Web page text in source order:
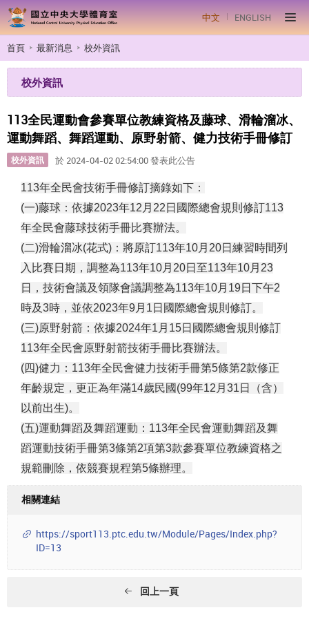
中文 ENGLISH
首頁 最新消息 校外資訊
校外資訊
113全民運動會參賽單位教練資格及藤球、滑輪溜冰、
運動舞蹈、舞蹈運動、原野射箭、健力技術手冊修訂
校外資訊 於 2024-04-02 02:54:00 發表此公告
113年全民會技術手冊修訂摘錄如下：
(一)藤球：依據2023年12月22日國際總會規則修訂113
年全民會藤球技術手冊比賽辦法。
(二)滑輪溜冰(花式)：將原訂113年10月20日練習時間列
入比賽日期，調整為113年10月20日至113年10月23
日，技術會議及領隊會議調整為113年10月19日下午2
時及3時，並依2023年9月1日國際總會規則修訂。
(三)原野射箭：依據2024年1月15日國際總會規則修訂
113年全民會原野射箭技術手冊比賽辦法。
(四)健力：113年全民會健力技術手冊第5條第2款修正
年齡規定，更正為年滿14歲民國(99年12月31日（含）
以前出生)。
(五)運動舞蹈及舞蹈運動：113年全民會運動舞蹈及舞
蹈運動技術手冊第3條第2項第3款參賽單位教練資格之
規範刪除，依競賽規程第5條辦理。
相關連結
https://sport113.ptc.edu.tw/Module/Pages/Index.php?
ID=13
回上一頁